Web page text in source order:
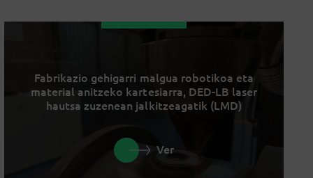
Fabrikazio gehigarri malgua robotikoa eta
material anitzeko kartesiarra, DED-LB laser
hautsa zuzenean jalkitzeagatik (LMD)
Ver